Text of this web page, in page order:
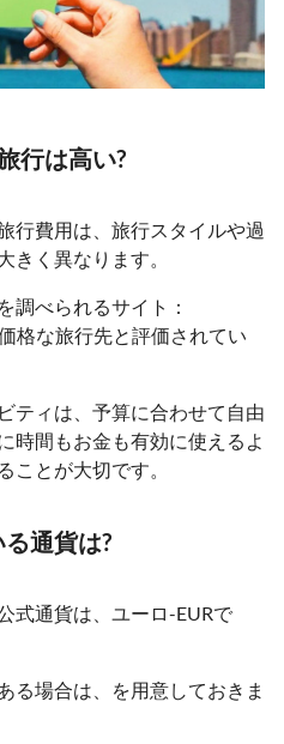
行は高い?
行費用は、旅行スタイルや過
きく異なります。
調べられるサイト：
格な旅行先と評価されてい
ティは、予算に合わせて自由
時間もお金も有効に使えるよ
ことが大切です。
通貨は?
式通貨は、ユーロ-EURで
る場合は、を用意しておきま